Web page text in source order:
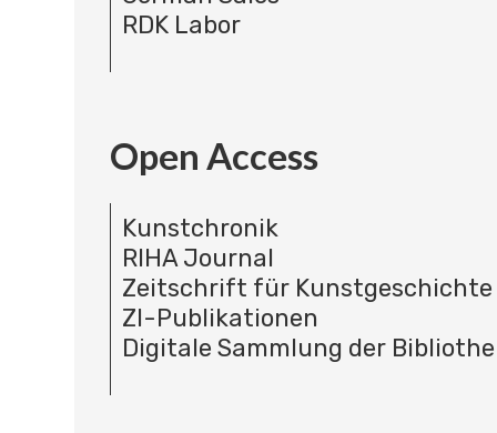
RDK Labor
Open Access
Kunstchronik
RIHA Journal
Zeitschrift für Kunstgeschichte
ZI-Publikationen
Digitale Sammlung der